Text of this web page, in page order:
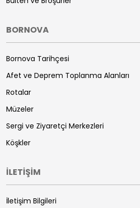
BORNOVA
Bornova Tarihçesi
Afet ve Deprem Toplanma Alanları
Rotalar
Müzeler
Sergi ve Ziyaretçi Merkezleri
Köşkler
İLETİŞİM
İletişim Bilgileri